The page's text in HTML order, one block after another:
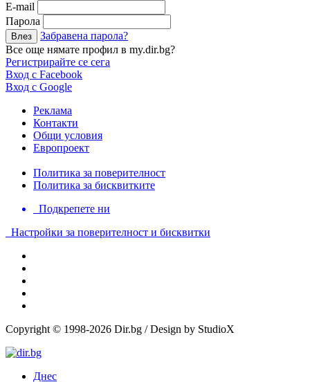
Е-mail
Парола
Забравена парола?
Все още нямате профил в my.dir.bg?
Регистрирайте се сега
Вход с Facebook
Вход с Google
Реклама
Контакти
Общи условия
Европроект
Политика за поверителност
Политика за бисквитките
Подкрепете ни
Настройки за поверителност и бисквитки
Copyright © 1998-2026 Dir.bg / Design by StudioX
Днес